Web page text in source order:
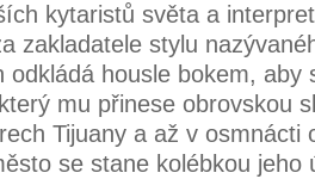
kytaristů světa a
zakladatele stylu
odkládá housle bokem, aby
mu přinese obrovskou
Tijuany a až v osmnácti
se stane kolébkou jeho